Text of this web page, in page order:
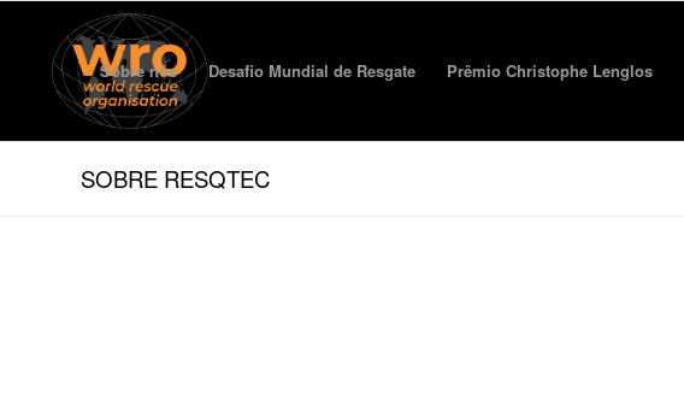
Sobre nós Desafio Mundial de Resgate Prêmio Christophe Lenglos
SOBRE RESQTEC